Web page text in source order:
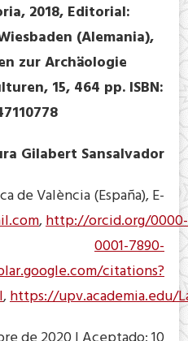
2018, Editorial:
(Alemania),
zur Archäologie
15, 464 pp. ISBN:
Gilabert Sansalvador
de València (España), E-
,http://orcid.org/0000-
0001-7890-
citations?
,https://upv.academia.edu/